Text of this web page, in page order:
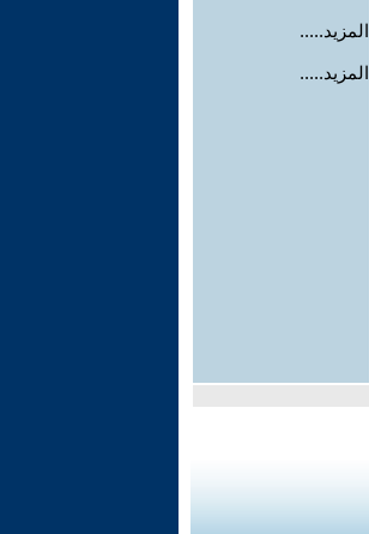
المزيد.....
المزيد.....